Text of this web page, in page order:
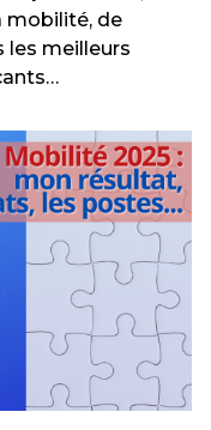
mobilité, de
les meilleurs